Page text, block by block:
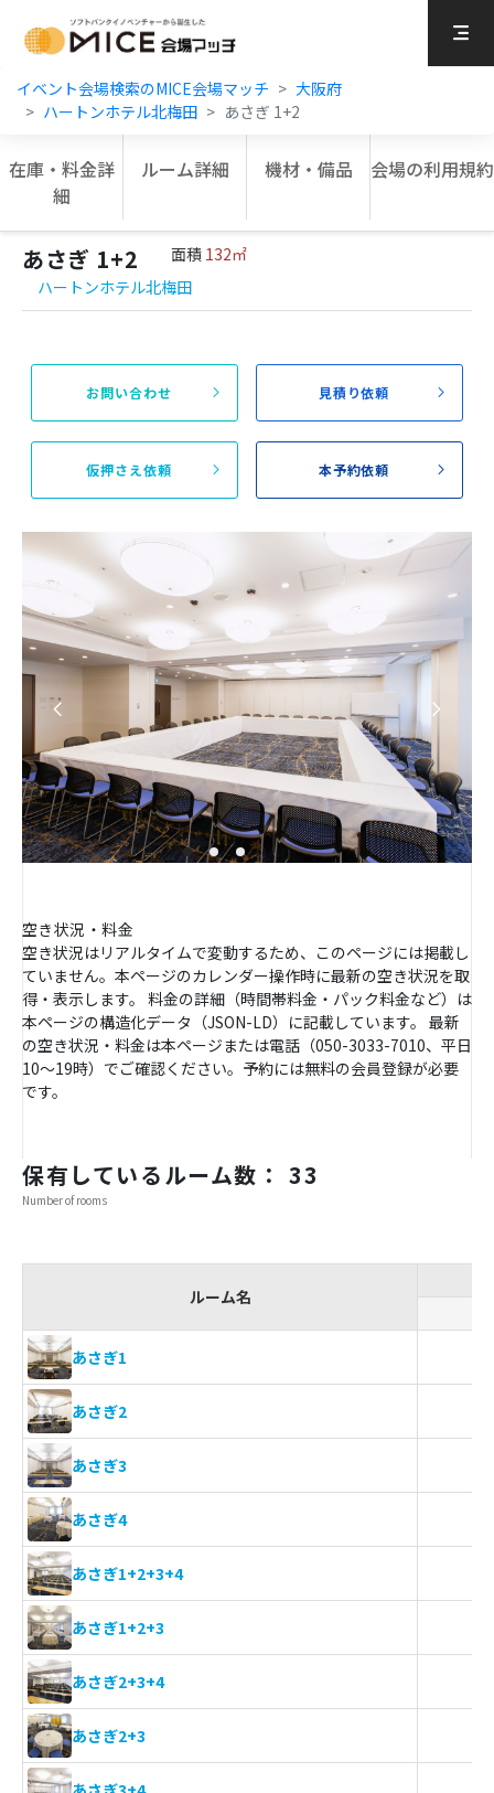
イベント会場検索のMICE会場マッチ
大阪府
ハートンホテル北梅田
あさぎ 1+2
在庫・料金詳
細
ルーム詳細 機材・備品 会場の利用規約
あさぎ 1+2 面積 132㎡
ハートンホテル北梅田
お問い合わせ 見積り依頼
仮押さえ依頼 本予約依頼
空き状況・料金
空き状況はリアルタイムで変動するため、このページには掲載し
ていません。本ページのカレンダー操作時に最新の空き状況を取
得・表示します。 料金の詳細（時間帯料金・パック料金など）は
本ページの構造化データ（JSON-LD）に記載しています。 最新
の空き状況・料金は本ページまたは電話（050-3033-7010、平日
10〜19時）でご確認ください。予約には無料の会員登録が必要
です。
保有しているルーム数： 33
Number of rooms
ルーム名
あさぎ1
あさぎ2
あさぎ3
あさぎ4
あさぎ1+2+3+4
あさぎ1+2+3
あさぎ2+3+4
あさぎ2+3